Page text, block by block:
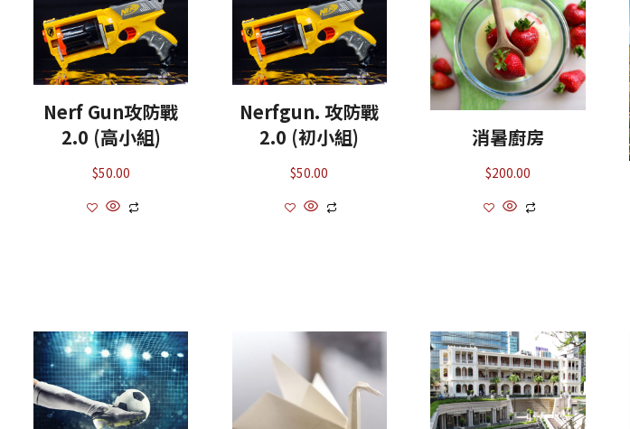
Nerf Gun攻防戰
2.0 (高小組)
$50.00
Nerfgun. 攻防戰
2.0 (初小組)
$50.00
消暑廚房
$200.00